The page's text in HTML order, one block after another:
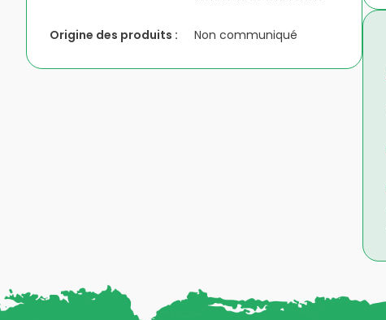
Origine des produits : Non communiqué